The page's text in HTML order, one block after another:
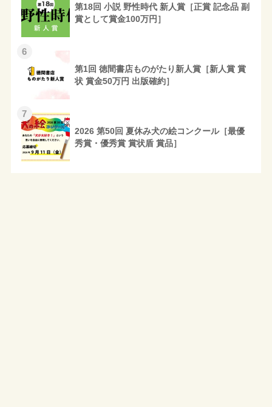
第18回 小説 野性時代 新人賞［正賞 記念品 副
賞として賞金100万円］
6
第1回 徳間書店ものがたり新人賞［新人賞 賞
状 賞金50万円 出版確約］
7
2026 第50回 夏休み犬の絵コンクール［最優
秀賞・優秀賞 賞状盾 賞品］